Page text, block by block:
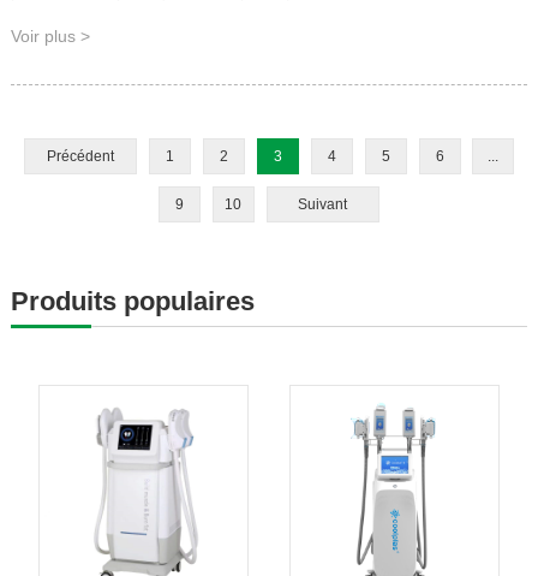
Voir plus >
Précédent 1 2 3 4 5 6 ...
9 10 Suivant
Produits populaires